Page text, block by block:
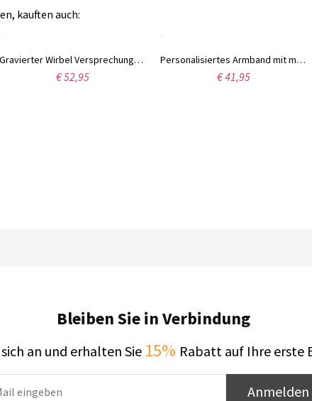
kauften auch:
Gravierter Wirbel Versprechungsring mit rundem Edelstein in 10k/14k Gold
€ 52,95
Personalisiertes Armband mit mehreren Herzen und Geburtsstein
€ 41,95
Bleiben Sie in Verbindung
an und erhalten Sie 15% Rabatt auf Ihre erste
Anmelden